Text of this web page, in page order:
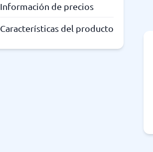
Información de precios
Características del producto